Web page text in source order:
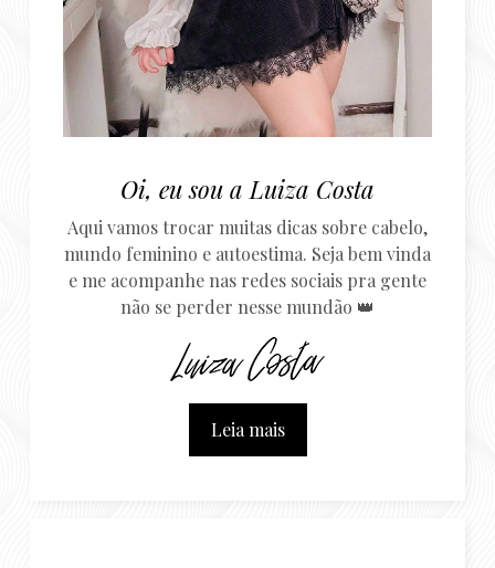
Oi, eu sou a Luiza Costa
Aqui vamos trocar muitas dicas sobre cabelo,
mundo feminino e autoestima. Seja bem vinda
e me acompanhe nas redes sociais pra gente
não se perder nesse mundão 👑
Leia mais